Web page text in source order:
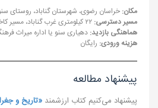
مکان: خراسان رضوی، شهرستان گناباد، روستای
مسیر دسترسی:
هماهنگی بازدید: دهیاری سنو یا اداره میراث فرهنگی
هزینه ورودی: رایگان
پیشنهاد مطالعه
پیشنهاد می‌کنیم کتاب ارزشمند «تاریخ و